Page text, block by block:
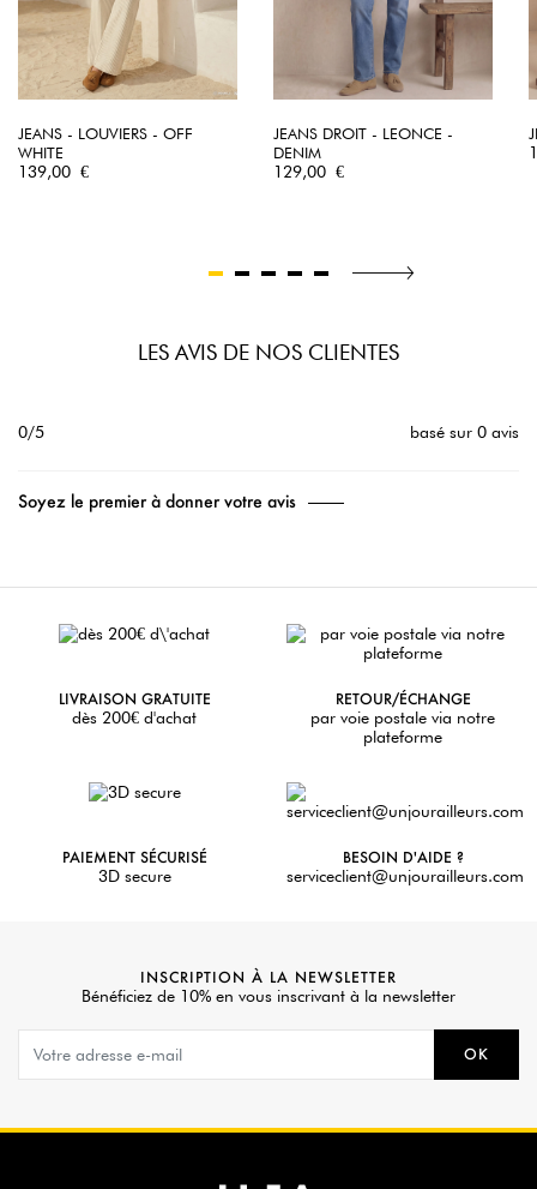
JEANS - LOUVIERS - OFF
WHITE
Prix
139,00 €
JEANS DROIT - LEONCE -
DENIM
Prix
129,00 €
LES AVIS DE NOS CLIENTES
0/5 basé sur 0 avis
Soyez le premier à donner votre avis
LIVRAISON GRATUITE
dès 200€ d'achat
RETOUR/ÉCHANGE
par voie postale via notre
plateforme
PAIEMENT SÉCURISÉ
3D secure
BESOIN D'AIDE ?
serviceclient@unjourailleurs.com
INSCRIPTION À LA NEWSLETTER
Bénéficiez de 10% en vous inscrivant à la newsletter
OK